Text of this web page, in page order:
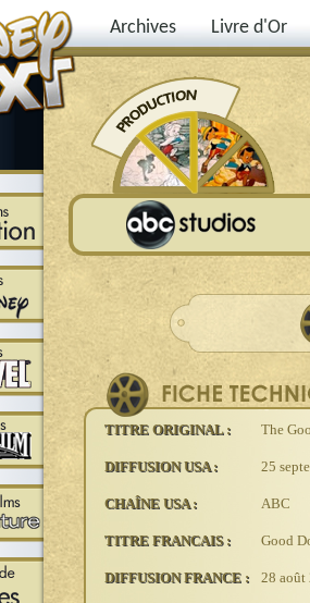
Archives Livre d'Or
TITRE ORIGINAL :
DIFFUSION USA :
CHAÎNE USA :
TITRE FRANCAIS :
DIFFUSION FRANCE :
The
25
ABC
Good
28 août